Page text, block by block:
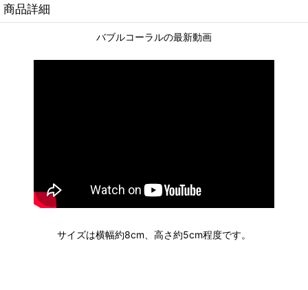
商品詳細
バブルコーラルの最新動画
サイズは横幅約8cm、高さ約5cm程度です。